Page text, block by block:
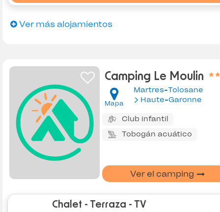
Ver más alojamientos
Camping Le Moulin
Mapa
Martres-Tolosane
Haute-Garonne
Club infantil
Tobogán acuático
Ver el camping
Chalet - Terraza - TV